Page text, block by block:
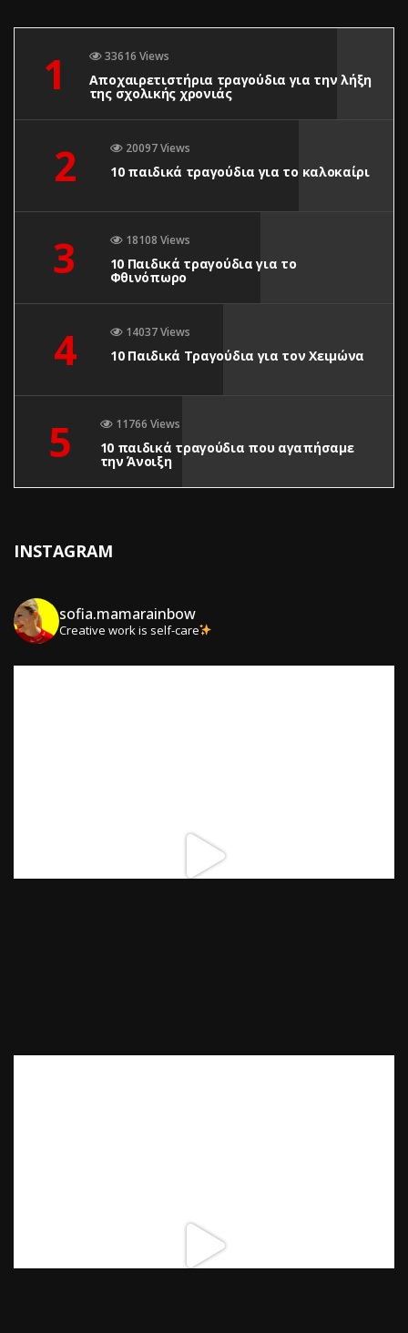
1 33616 Views
Αποχαιρετιστήρια τραγούδια για την λήξη
της σχολικής χρονιάς
2 20097 Views
10 παιδικά τραγούδια για το καλοκαίρι
3 18108 Views
10 Παιδικά τραγούδια για το
Φθινόπωρο
4 14037 Views
10 Παιδικά Τραγούδια για τον Χειμώνα
5 11766 Views
10 παιδικά τραγούδια που αγαπήσαμε
την Άνοιξη
INSTAGRAM
sofia.mamarainbow
Creative work is self-care